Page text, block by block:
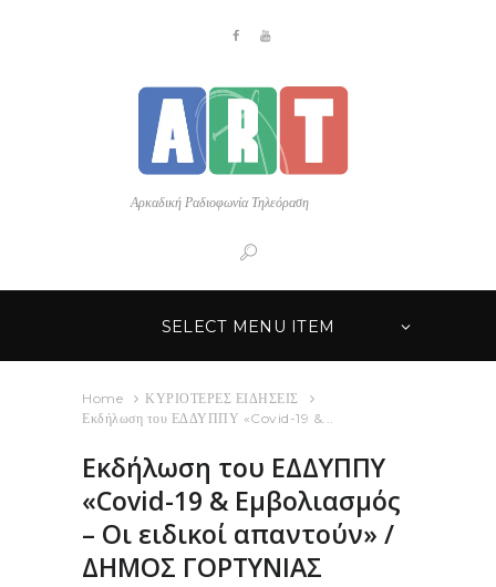
Αρκαδική Ραδιοφωνία Τηλεόραση
SELECT MENU ITEM
Home
ΚΥΡΙΟΤΕΡΕΣ ΕΙΔΗΣΕΙΣ
Εκδήλωση του ΕΔΔΥΠΠΥ «Covid-19 &...
Εκδήλωση του ΕΔΔΥΠΠΥ
«Covid-19 & Εμβολιασμός
– Οι ειδικοί απαντούν» /
ΔΗΜΟΣ ΓΟΡΤΥΝΙΑΣ